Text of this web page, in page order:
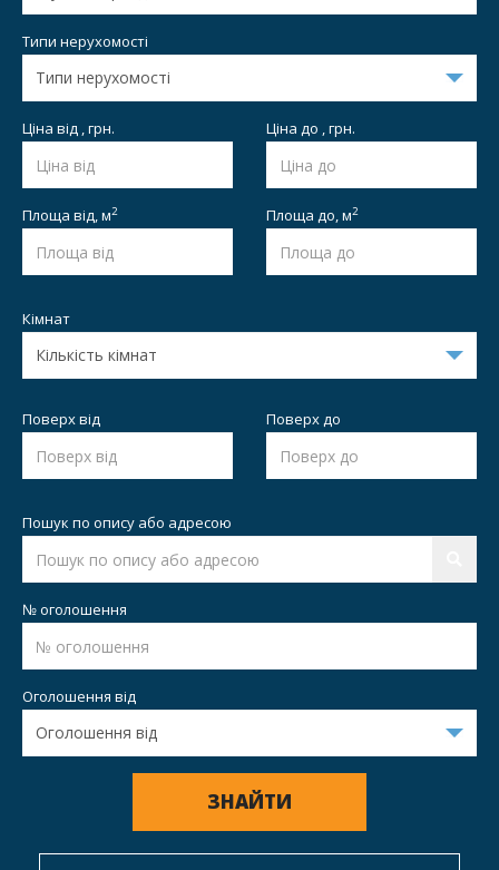
Типи нерухомості
Ціна від , грн. Ціна до , грн.
Площа від,м2 Площа до,м2
Кімнат
Поверх від Поверх до
Пошук по опису або адресою
№ оголошення
Оголошення від
ЗНАЙТИ